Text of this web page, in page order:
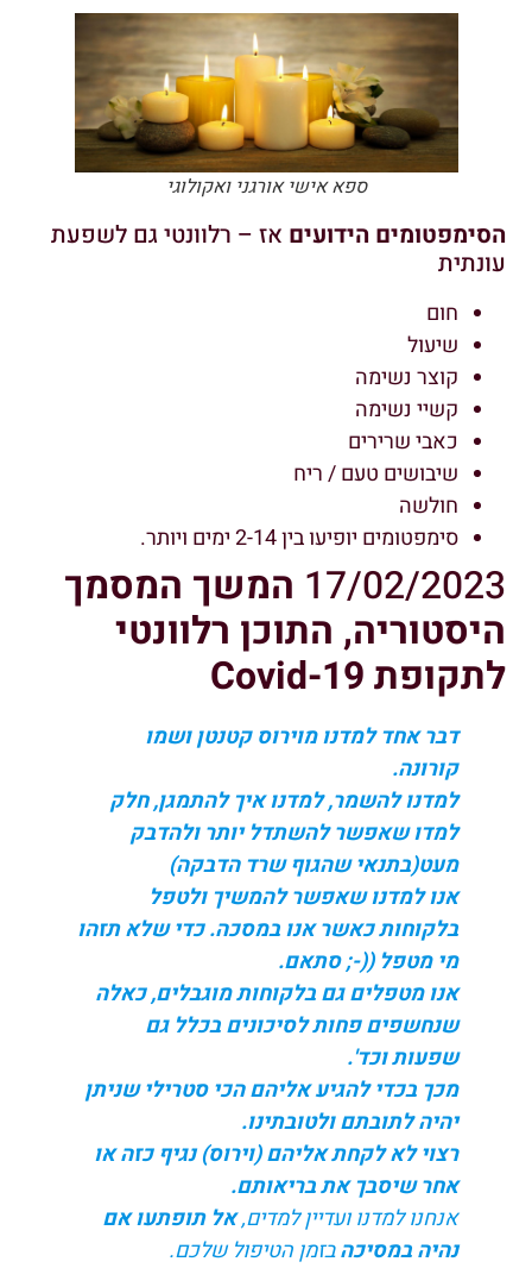
ספא אישי אורגני ואקולוגי
הסימפטומים הידועים אז – רלוונטי גם לשפעת
עונתית
חום
שיעול
קוצר נשימה
קשיי נשימה
כאבי שרירים
שיבושים טעם / ריח
חולשה
סימפטומים יופיעו בין 2-14 ימים ויותר.
17/02/2023 המשך המסמך
היסטוריה, התוכן רלוונטי
לתקופת Covid-19
דבר אחד למדנו מוירוס קטנטן ושמו
קורונה.
למדנו להשמר, למדנו איך להתמגן, חלק
למדו שאפשר להשתדל יותר ולהדבק
מעט(בתנאי שהגוף שרד הדבקה)
אנו למדנו שאפשר להמשיך ולטפל
בלקוחות כאשר אנו במסכה. כדי שלא תזהו
מי מטפל ((-; סתאם.
אנו מטפלים גם בלקוחות מוגבלים, כאלה
שנחשפים פחות לסיכונים בכלל גם
שפעות וכד'.
מכך בכדי להגיע אליהם הכי סטרילי שניתן
יהיה לתובתם ולטובתינו.
רצוי לא לקחת אליהם (וירוס) נגיף כזה או
אחר שיסבך את בריאותם.
אנחנו למדנו ועדיין למדים,אל תופתעו אם
נהיה במסיכהבזמן הטיפול שלכם.